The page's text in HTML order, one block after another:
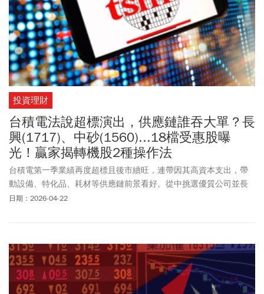
投資理財
台積電法說超標演出，供應鏈誰吞大單？長
興(1717)、中砂(1560)...18檔受惠股曝
光！贏家揭轉機股2種操作法
台積電第一季業績再度超標且後市續旺，連帶因其高資本支出，帶
動設備、特化品、耗材等供應鏈前景看好。從中挑選優質公司並長
線持有，也能順利搭上台積電的成長列車。
日期：2026-04-22